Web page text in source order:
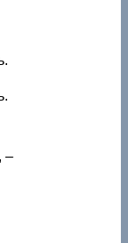
–